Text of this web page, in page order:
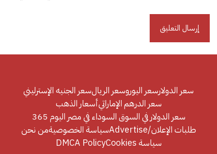
سعر الدولارسعر اليوروسعر الريالسعر الجنيه الإسترليني
سعر الدرهم الإماراتيأسعار الذهب
سعر الدولار في السوق السوداء في مصر اليوم 365
طلبات الإعلان/Advertise
سياسة الخصوصيةمن نحن
سياسة Cookies
DMCA Policy